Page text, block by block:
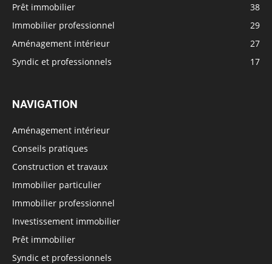
Prêt immobilier
38
Immobilier professionnel
29
Aménagement intérieur
27
Syndic et professionnels
17
NAVIGATION
Aménagement intérieur
Conseils pratiques
Construction et travaux
Immobilier particulier
Immobilier professionnel
Investissement immobilier
Prêt immobilier
Syndic et professionnels